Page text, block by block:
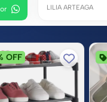
LILIA ARTEAGA
OFF